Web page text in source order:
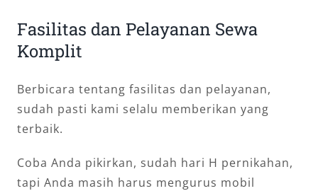
Fasilitas dan Pelayanan Sewa
Komplit
Berbicara tentang fasilitas dan pelayanan,
sudah pasti kami selalu memberikan yang
terbaik.
Coba Anda pikirkan, sudah hari H pernikahan,
tapi Anda masih harus mengurus mobil